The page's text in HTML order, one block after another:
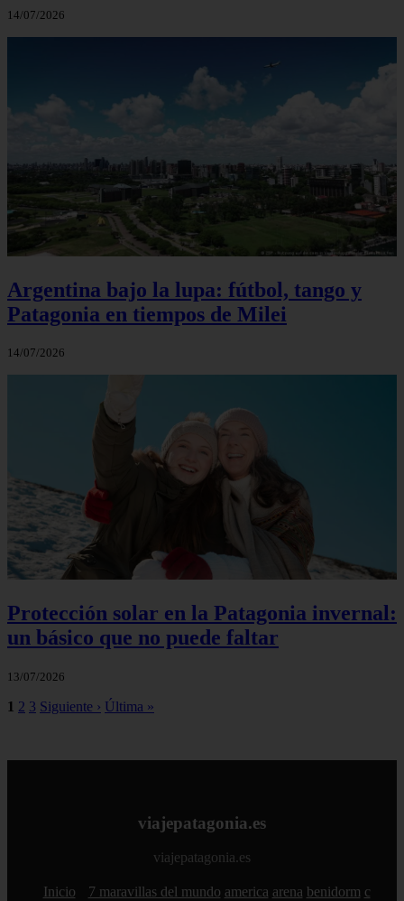
14/07/2026
Argentina bajo la lupa: fútbol, tango y
Patagonia en tiempos de Milei
14/07/2026
Protección solar en la Patagonia invernal:
un básico que no puede faltar
13/07/2026
1 2 3 Siguiente › Última »
viajepatagonia.es
viajepatagonia.es
Inicio 7 maravillas del mundo america arena benidorm c